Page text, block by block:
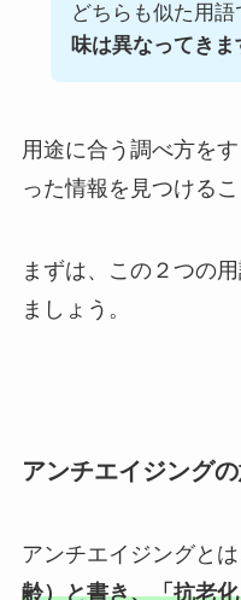
どちらも似た用語
味は異なってきま
用途に合う調べ方を
った情報を見つける
まずは、この２つの
ましょう。
アンチエイジング
アンチエイジングとは
齢）と書き、「抗老